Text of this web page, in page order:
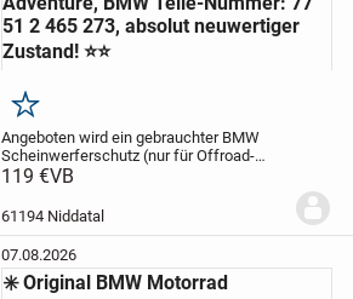
51 2 465 273, absolut neuwertiger
Zustand! ⭐⭐
Merken
Angeboten wird ein gebrauchter BMW
Scheinwerferschutz (nur für Offroad-
Einsatz) für die BMW Motorrad Modelle
der F750GS K80, F850GS K81, F850GS
K82, F800GS,...
119 €VB
61194 Niddatal
07.08.2026
✳️ Original BMW Motorrad